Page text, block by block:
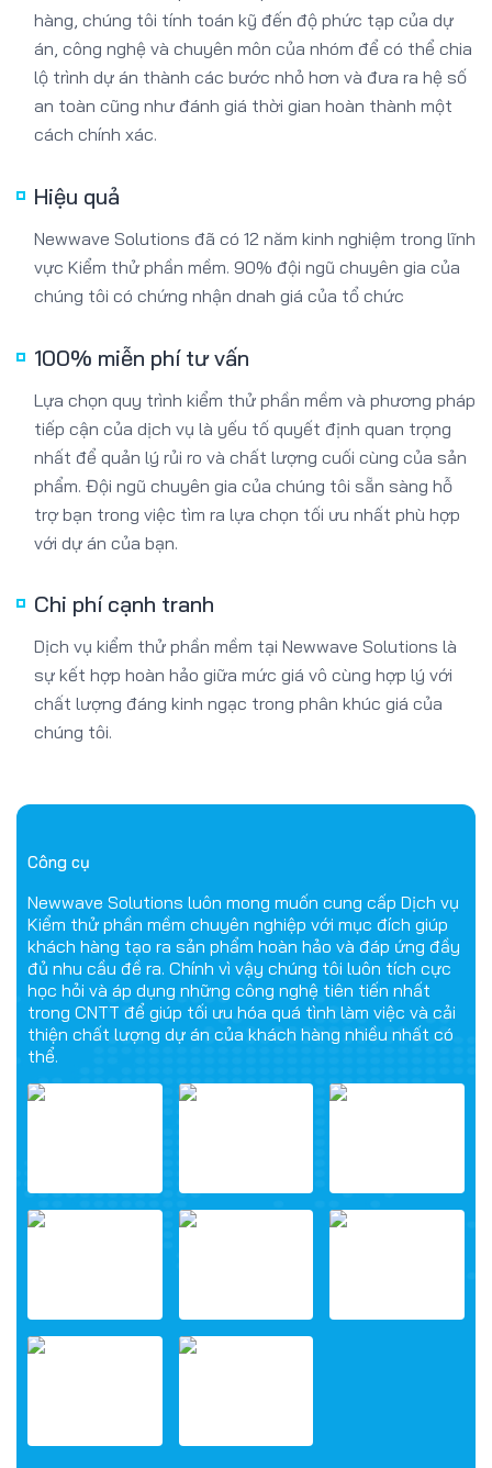
hàng, chúng tôi tính toán kỹ đến độ phức tạp của dự
án, công nghệ và chuyên môn của nhóm để có thể chia
lộ trình dự án thành các bước nhỏ hơn và đưa ra hệ số
an toàn cũng như đánh giá thời gian hoàn thành một
cách chính xác.
Hiệu quả
Newwave Solutions đã có 12 năm kinh nghiệm trong lĩnh
vực Kiểm thử phần mềm. 90% đội ngũ chuyên gia của
chúng tôi có chứng nhận dnah giá của tổ chức
100% miễn phí tư vấn
Lựa chọn quy trình kiểm thử phần mềm và phương pháp
tiếp cận của dịch vụ là yếu tố quyết định quan trọng
nhất để quản lý rủi ro và chất lượng cuối cùng của sản
phẩm. Đội ngũ chuyên gia của chúng tôi sẵn sàng hỗ
trợ bạn trong việc tìm ra lựa chọn tối ưu nhất phù hợp
với dự án của bạn.
Chi phí cạnh tranh
Dịch vụ kiểm thử phần mềm tại Newwave Solutions là
sự kết hợp hoàn hảo giữa mức giá vô cùng hợp lý với
chất lượng đáng kinh ngạc trong phân khúc giá của
chúng tôi.
Công cụ
Newwave Solutions luôn mong muốn cung cấp Dịch vụ
Kiểm thử phần mềm chuyên nghiệp với mục đích giúp
khách hàng tạo ra sản phẩm hoàn hảo và đáp ứng đầy
đủ nhu cầu đề ra. Chính vì vậy chúng tôi luôn tích cực
học hỏi và áp dụng những công nghệ tiên tiến nhất
trong CNTT để giúp tối ưu hóa quá tình làm việc và cải
thiện chất lượng dự án của khách hàng nhiều nhất có
thể.